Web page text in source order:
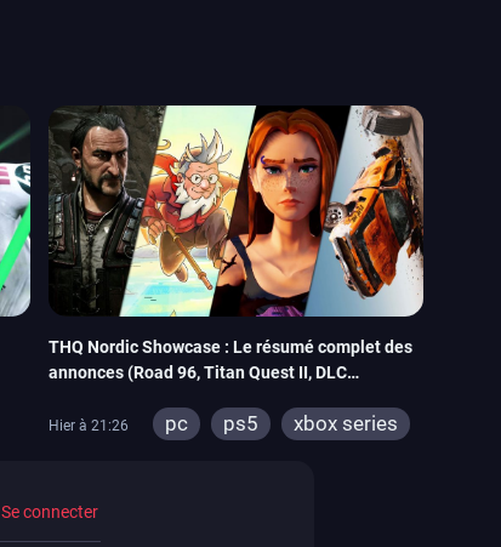
THQ Nordic Showcase : Le résumé complet des
annonces (Road 96, Titan Quest II, DLC
Hier à 21:26 pc ps5
xbox series
Se connecter